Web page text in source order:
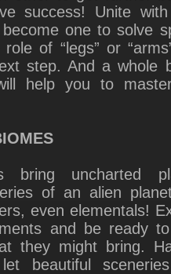
of “legs” or
step. And a whole
help you to master
of an alien planet
and be ready to
they might bring.
beautiful sceneries
create a